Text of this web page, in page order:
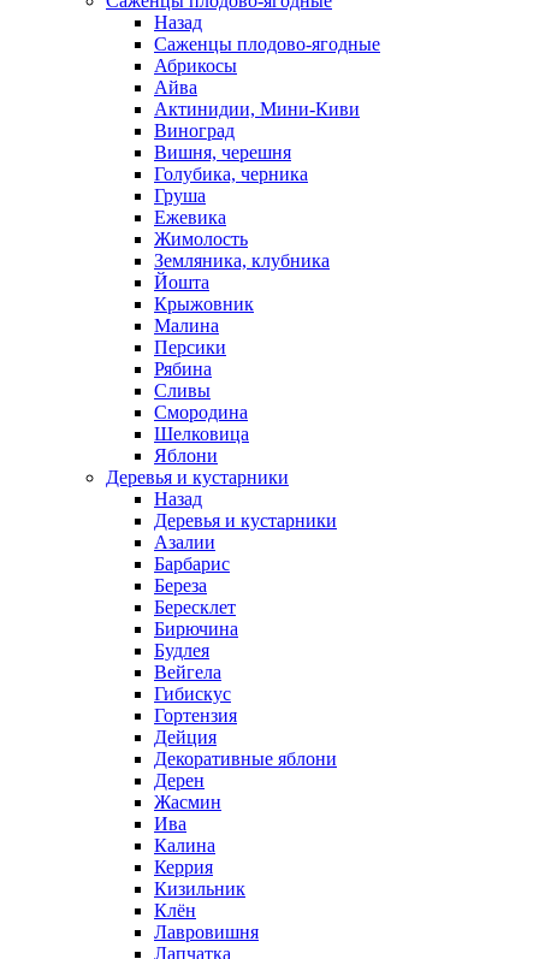
Назад
Саженцы плодово-ягодные
Абрикосы
Айва
Актинидии, Мини-Киви
Виноград
Вишня, черешня
Голубика, черника
Груша
Ежевика
Жимолость
Земляника, клубника
Йошта
Крыжовник
Малина
Персики
Рябина
Сливы
Смородина
Шелковица
Яблони
Деревья и кустарники
Назад
Деревья и кустарники
Азалии
Барбарис
Береза
Бересклет
Бирючина
Будлея
Вейгела
Гибискус
Гортензия
Дейция
Декоративные яблони
Дерен
Жасмин
Ива
Калина
Керрия
Кизильник
Клён
Лавровишня
Лапчатка